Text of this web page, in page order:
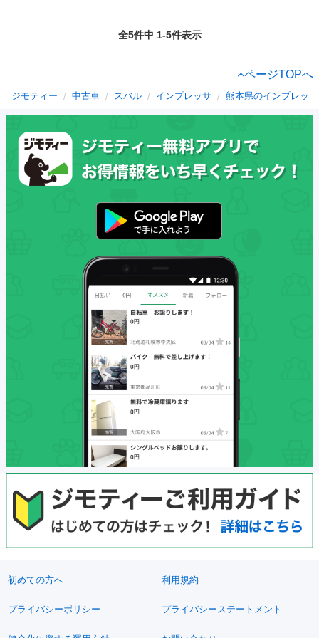
全5件中 1-5件表示
ページTOPへ
ジモティー 中古車 スバル インプレッサ 熊本県のインプレッサ
初めての方へ 利用規約
プライバシーポリシー プライバシーステートメント